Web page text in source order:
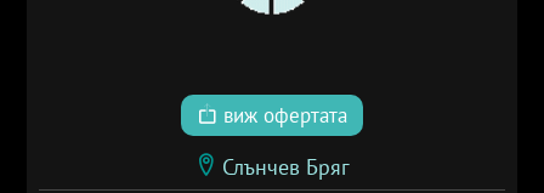
виж офертата
Слънчев Бряг